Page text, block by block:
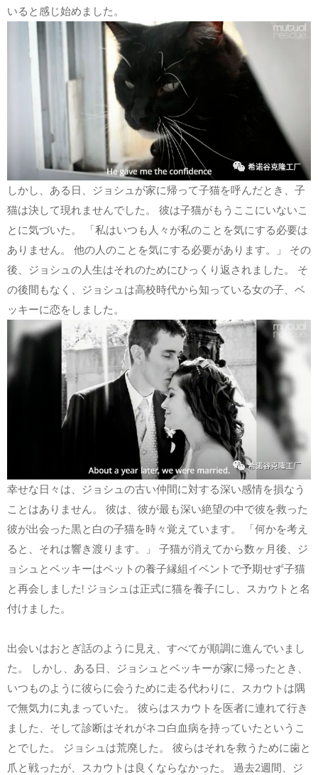
いると感じ始めました。
しかし、ある日、ジョシュが家に帰って子猫を呼んだとき、子
猫は決して現れませんでした。 彼は子猫がもうここにいないこ
とに気づいた。 「私はいつも人々が私のことを気にする必要は
ありません。 他の人のことを気にする必要があります。」 その
後、ジョシュの人生はそれのためにひっくり返されました。 そ
の後間もなく、ジョシュは高校時代から知っている女の子、ベ
ッキーに恋をしました。
幸せな日々は、ジョシュの古い仲間に対する深い感情を損なう
ことはありません。 彼は、彼が最も深い絶望の中で彼を救った
彼が出会った黒と白の子猫を時々覚えています。 「何かを考え
ると、それは響き渡ります。」 子猫が消えてから数ヶ月後、ジ
ョシュとベッキーはペットの養子縁組イベントで予期せず子猫
と再会しました! ジョシュは正式に猫を養子にし、スカウトと名
付けました。
出会いはおとぎ話のように見え、すべてが順調に進んでいまし
た。 しかし、ある日、ジョシュとベッキーが家に帰ったとき、
いつものように彼らに会うために走る代わりに、スカウトは隅
で無気力に丸まっていた。 彼らはスカウトを医者に連れて行き
ました、そして診断はそれがネコ白血病を持っていたというこ
とでした。 ジョシュは荒廃した。 彼らはそれを救うために歯と
爪と戦ったが、スカウトは良くならなかった。 過去2週間、ジ